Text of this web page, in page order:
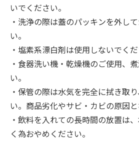
いでください。
・洗浄の際は蓋のパッキンを外し
い。
・塩素系漂白剤は使用しないでくだ
・食器洗い機・乾燥機のご使用、
い。
・保管の際は水気を完全に拭き取
い。商品劣化やサビ・カビの原因と
・飲料を入れての長時間の放置は
く為おやめください。